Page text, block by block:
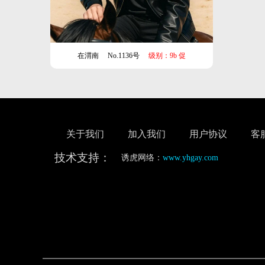
在渭南 No.1136号 级别：9b 促
关于我们 加入我们 用户协议 客
技术支持： 诱虎网络： www.yhgay.com